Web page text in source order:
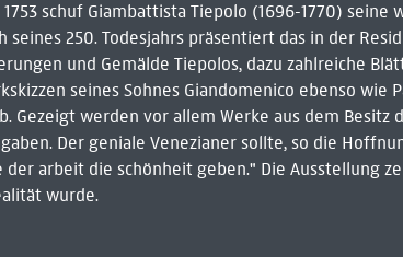
1753 schuf Giambattista Tiepolo (1696-1770)
seines 250. Todesjahrs präsentiert das in der
und Gemälde Tiepolos, dazu zahlreiche
seines Sohnes Giandomenico ebenso
Gezeigt werden vor allem Werke aus dem Besitz
Der geniale Venezianer sollte, so die
arbeit die schönheit geben." Die Ausstellung
wurde.